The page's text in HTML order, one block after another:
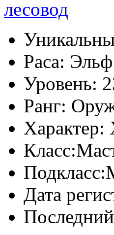
Раса: Эльф
Уровень:
Ранг:
Характер:
Класс:
Подкласс:
Дата